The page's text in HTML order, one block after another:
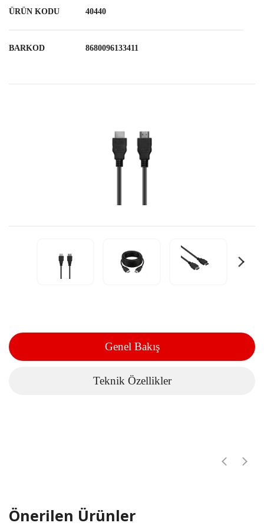
ÜRÜN KODU 40440
BARKOD 8680096133411
Genel Bakış
Teknik Özellikler
Önerilen Ürünler